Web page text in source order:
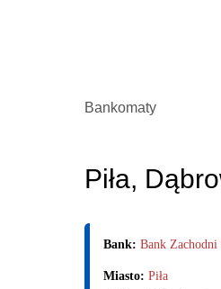
Bankomaty
Piła,
Bank: Bank
Miasto: Piła